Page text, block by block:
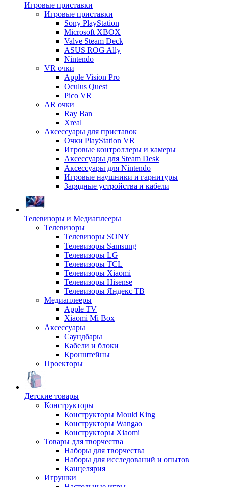
Игровые приставки
Игровые приставки
Sony PlayStation
Microsoft XBOX
Valve Steam Deck
ASUS ROG Ally
Nintendo
VR очки
Apple Vision Pro
Oculus Quest
Pico VR
AR очки
Ray Ban
Xreal
Аксессуары для приставок
Очки PlayStation VR
Игровые контроллеры и камеры
Аксессуары для Steam Desk
Аксессуары для Nintendo
Игровые наушники и гарнитуры
Зарядные устройства и кабели
Телевизоры и Медиаплееры
Телевизоры
Телевизоры SONY
Телевизоры Samsung
Телевизоры LG
Телевизоры TCL
Телевизоры Xiaomi
Телевизоры Hisense
Телевизоры Яндекс ТВ
Медиаплееры
Apple TV
Xiaomi Mi Box
Аксессуары
Саундбары
Кабели и блоки
Кронштейны
Проекторы
Детские товары
Конструкторы
Конструкторы Mould King
Конструкторы Wangao
Конструкторы Xiaomi
Товары для творчества
Наборы для творчества
Наборы для исследований и опытов
Канцелярия
Игрушки